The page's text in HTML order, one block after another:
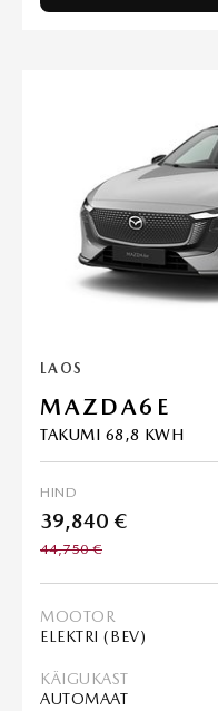
LAOS
MAZDA6E
TAKUMI 68,8 KWH
HIND
39,840 €
44,750 €
MOOTOR
ELEKTRI (BEV)
KÄIGUKAST
AUTOMAAT